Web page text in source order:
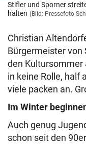
Stifler und Sporner
halten (Bild: Pressefoto
Christian
Bürgermeister von
den Kultursommer
in keine Rolle, half
viele packen an.
Im Winter
Auch genug
schon seit den